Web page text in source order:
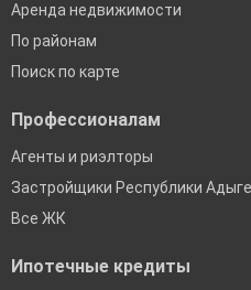
Аренда недвижимости
По районам
Поиск по карте
Профессионалам
Агенты и риэлторы
Застройщики Республики
Все ЖК
Ипотечные кредиты